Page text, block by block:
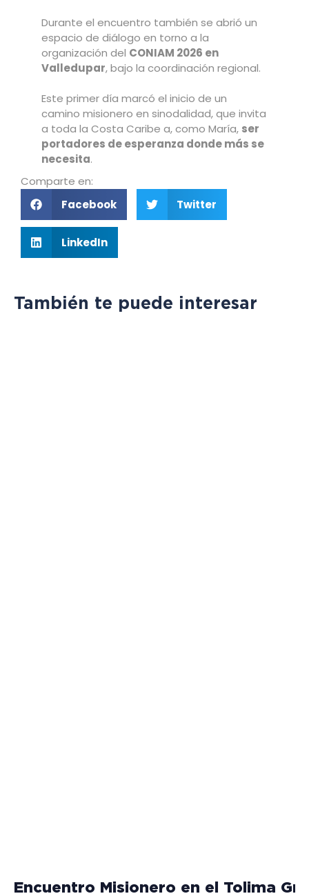
Durante el encuentro también se abrió un
espacio de diálogo en torno a la
organización del CONIAM 2026 en
Valledupar, bajo la coordinación regional.
Este primer día marcó el inicio de un
camino misionero en sinodalidad, que invita
a toda la Costa Caribe a, como María, ser
portadores de esperanza donde más se
necesita.
Comparte en:
Facebook
Twitter
LinkedIn
También te puede interesar
Encuentro Misionero en el Tolima